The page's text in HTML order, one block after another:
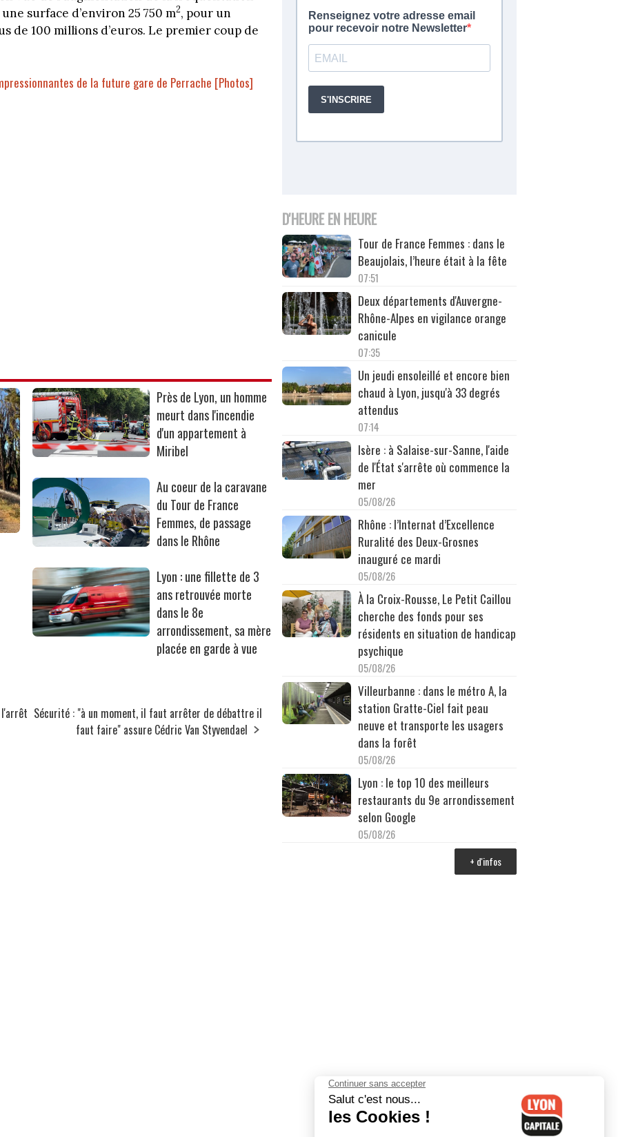
surface d’environ 25 750 m2, pour un
de 100 millions d’euros. Le premier coup de
de la future gare de Perrache [Photos]
Près de Lyon, un homme
meurt dans l'incendie
d'un appartement à
Miribel
Au coeur de la caravane
du Tour de France
Femmes, de passage
dans le Rhône
Lyon : une fillette de 3
ans retrouvée morte
dans le 8e
arrondissement, sa mère
placée en garde à vue
l'arrêt Sécurité : "à un moment, il faut arrêter de débattre il
faut faire" assure Cédric Van Styvendael
D'HEURE EN HEURE
Tour de France Femmes : dans le
Beaujolais, l’heure était à la fête
07:51
Deux départements d'Auvergne-
Rhône-Alpes en vigilance orange
canicule
07:35
Un jeudi ensoleillé et encore bien
chaud à Lyon, jusqu'à 33 degrés
attendus
07:14
Isère : à Salaise-sur-Sanne, l'aide
de l'État s'arrête où commence la
mer
05/08/26
Rhône : l’Internat d’Excellence
Ruralité des Deux-Grosnes
inauguré ce mardi
05/08/26
À la Croix-Rousse, Le Petit Caillou
cherche des fonds pour ses
résidents en situation de handicap
psychique
05/08/26
Villeurbanne : dans le métro A, la
station Gratte-Ciel fait peau
neuve et transporte les usagers
dans la forêt
05/08/26
Lyon : le top 10 des meilleurs
restaurants du 9e arrondissement
selon Google
05/08/26
+ d'infos